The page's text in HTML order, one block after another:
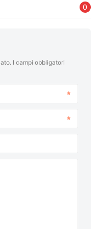
0
I campi obbligatori